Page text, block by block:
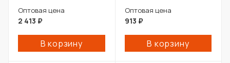
Оптовая цена
2 413 ₽
В корзину
Оптовая цена
913 ₽
В корзину